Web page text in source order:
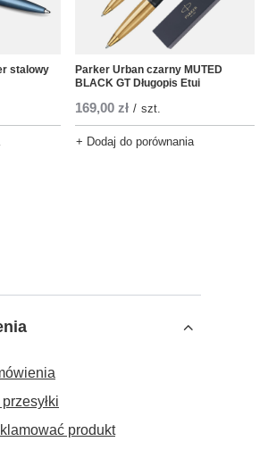
stalowy
Parker Urban czarny MUTED
BLACK GT Długopis Etui
169,00 zł / szt.
+ Dodaj do porównania
produkt